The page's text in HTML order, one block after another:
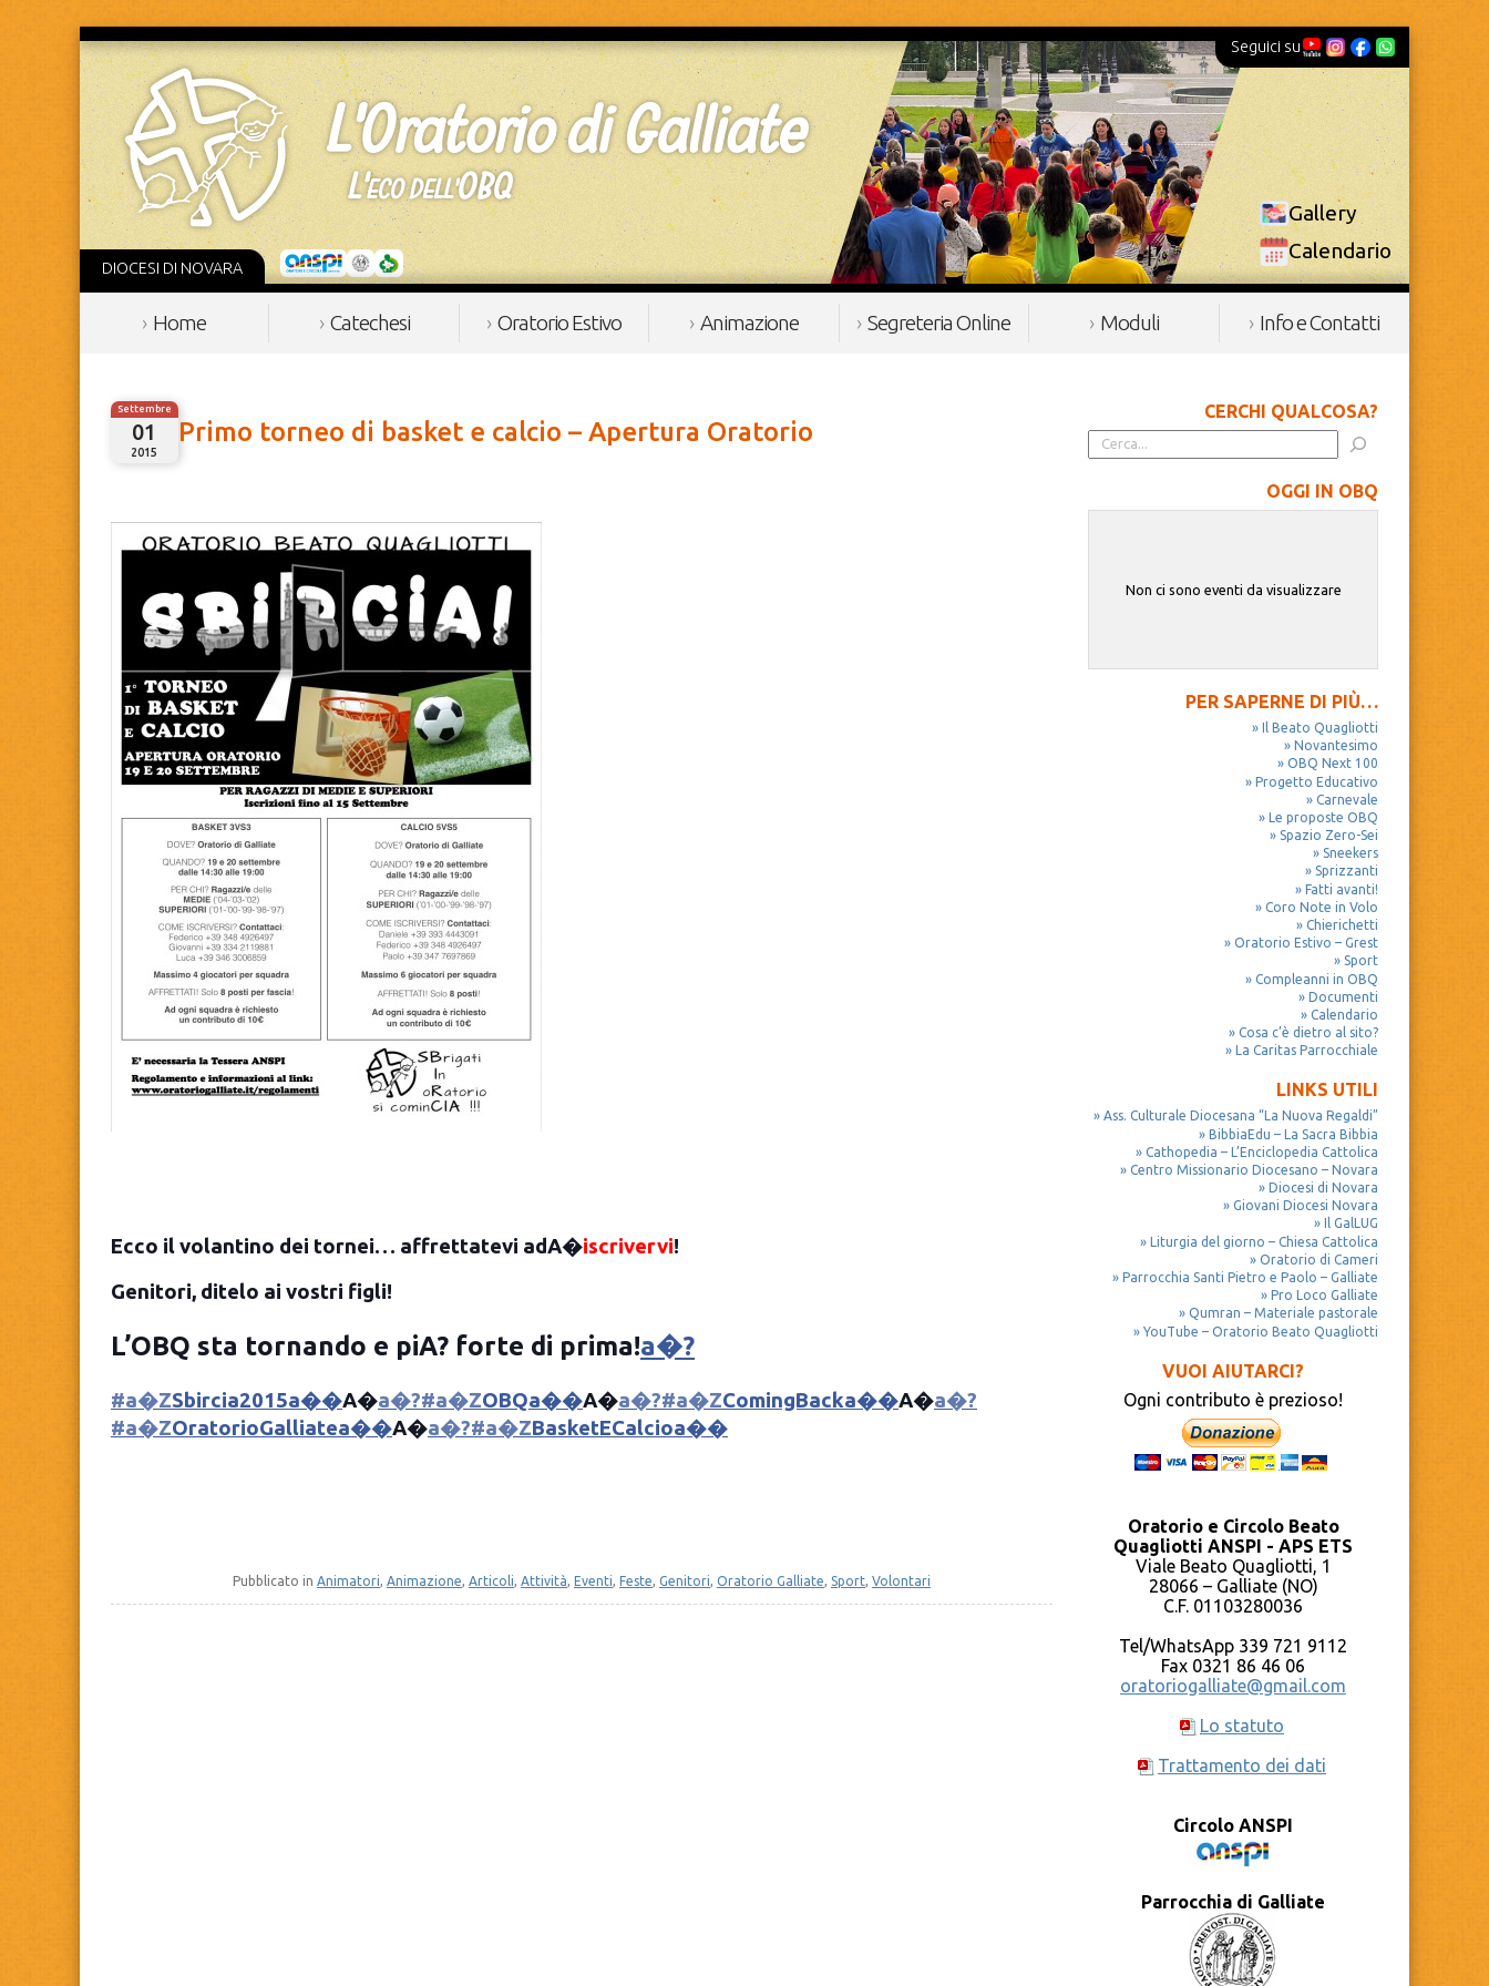
Seguici su
DIOCESI DI NOVARA
Gallery
Calendario
Home Catechesi Oratorio Estivo Animazione Segreteria Online Moduli Info e Contatti
Settembre
01
2015
Primo torneo di basket e calcio – Apertura Oratorio
Ecco il volantino dei tornei… affrettatevi adA�iscrivervi!
Genitori, ditelo ai vostri figli!
L’OBQ sta tornando e piA? forte di prima!a�?
#a�ZSbircia2015a��A�a�?#a�ZOBQa��A�a�?#a�ZComingBacka��A�a�?
#a�ZOratorioGalliatea��A�a�?#a�ZBasketECalcioa��
Pubblicato in Animatori, Animazione, Articoli, Attività, Eventi, Feste, Genitori, Oratorio Galliate, Sport, Volontari
CERCHI QUALCOSA?
OGGI IN OBQ
Non ci sono eventi da visualizzare
PER SAPERNE DI PIÙ…
Il Beato Quagliotti
Novantesimo
OBQ Next 100
Progetto Educativo
Carnevale
Le proposte OBQ
Spazio Zero-Sei
Sneekers
Sprizzanti
Fatti avanti!
Coro Note in Volo
Chierichetti
Oratorio Estivo – Grest
Sport
Compleanni in OBQ
Documenti
Calendario
Cosa c’è dietro al sito?
La Caritas Parrocchiale
LINKS UTILI
Ass. Culturale Diocesana “La Nuova Regaldi”
BibbiaEdu – La Sacra Bibbia
Cathopedia – L’Enciclopedia Cattolica
Centro Missionario Diocesano – Novara
Diocesi di Novara
Giovani Diocesi Novara
Il GalLUG
Liturgia del giorno – Chiesa Cattolica
Oratorio di Cameri
Parrocchia Santi Pietro e Paolo – Galliate
Pro Loco Galliate
Qumran – Materiale pastorale
YouTube – Oratorio Beato Quagliotti
VUOI AIUTARCI?
Ogni contributo è prezioso!
Oratorio e Circolo Beato
Quagliotti ANSPI - APS ETS
Viale Beato Quagliotti, 1
28066 – Galliate (NO)
C.F. 01103280036
Tel/WhatsApp 339 721 9112
Fax 0321 86 46 06
oratoriogalliate@gmail.com
Lo statuto
Trattamento dei dati
Circolo ANSPI
Parrocchia di Galliate